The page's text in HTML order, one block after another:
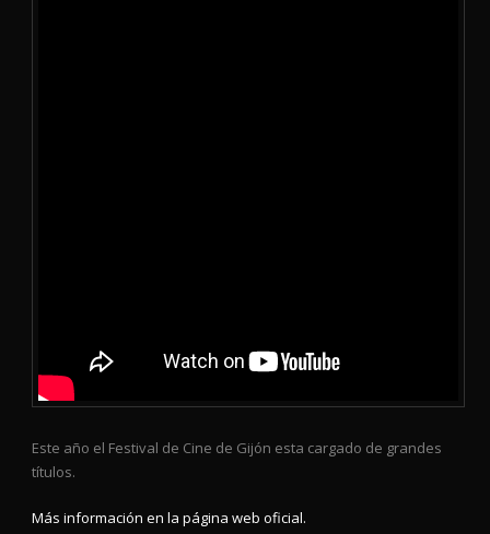
Este año el Festival de Cine de Gijón esta cargado de grandes
títulos.
Más información en la página web oficial.